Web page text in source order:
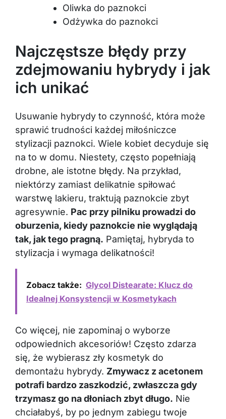
Oliwka do paznokci
Odżywka do paznokci
Najczęstsze błędy przy
zdejmowaniu hybrydy i jak
ich unikać
Usuwanie hybrydy to czynność, która może
sprawić trudności każdej miłośniczce
stylizacji paznokci. Wiele kobiet decyduje się
na to w domu. Niestety, często popełniają
drobne, ale istotne błędy. Na przykład,
niektórzy zamiast delikatnie spiłować
warstwę lakieru, traktują paznokcie zbyt
agresywnie. Pac przy pilniku prowadzi do
oburzenia, kiedy paznokcie nie wyglądają
tak, jak tego pragną. Pamiętaj, hybryda to
stylizacja i wymaga delikatności!
Zobacz także: Glycol Distearate: Klucz do
Idealnej Konsystencji w Kosmetykach
Co więcej, nie zapominaj o wyborze
odpowiednich akcesoriów! Często zdarza
się, że wybierasz zły kosmetyk do
demontażu hybrydy. Zmywacz z acetonem
potrafi bardzo zaszkodzić, zwłaszcza gdy
trzymasz go na dłoniach zbyt długo. Nie
chciałabyś, by po jednym zabiegu twoje